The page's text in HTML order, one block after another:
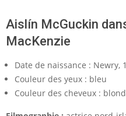
Aislín McGuckin
MacKenzie
Date de naissance : Newry,
Couleur des yeux : bleu
Couleur des cheveux :